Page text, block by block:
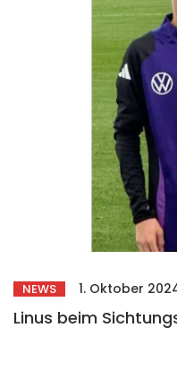
NEWS 1. Oktober
Linus beim